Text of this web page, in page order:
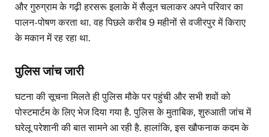
और गुरुग्राम के गढ़ी हरसरू इलाके में सैलून चलाकर अपने परिवार का
पालन-पोषण करता था. वह पिछले करीब 9 महीनों से वजीरपुर में किराए
के मकान में रह रहा था.
पुलिस जांच जारी
घटना की सूचना मिलते ही पुलिस मौके पर पहुंची और सभी शवों को
पोस्टमार्टम के लिए भेज दिया गया है. पुलिस के मुताबिक, शुरुआती जांच में
घरेलू परेशानी की बात सामने आ रही है. हालांकि, इस खौफनाक कदम के